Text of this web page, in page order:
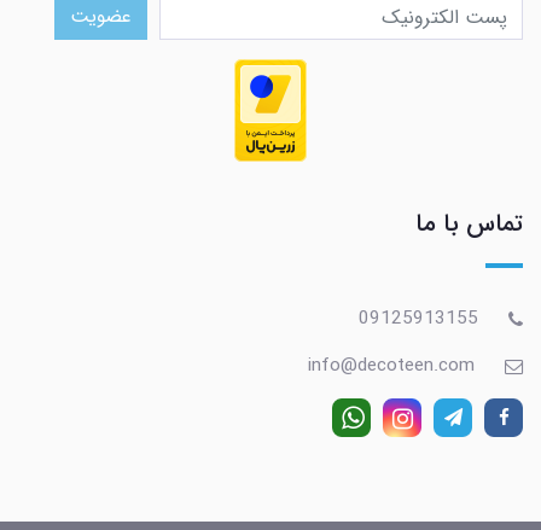
عضویت
تماس با ما